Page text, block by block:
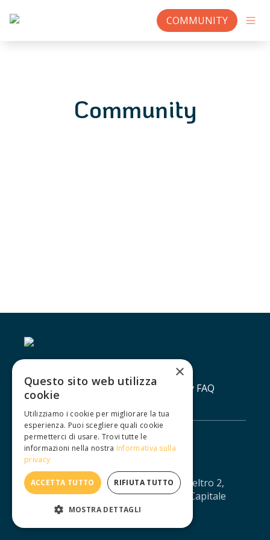
COMMUNITY
Community
Contatti Lavora con noiPrivacy policy FAQ
IUXTA S.R.L. - Via Agostino da Montefeltro 2,
10134 Torino - CF/PI: 12688330013 - Capitale
sociale: € 11.041,67 - iuxtasrl@pec.it
×
Questo sito web utilizza
cookie
Utilizziamo i cookie per migliorare la tua
esperienza. Puoi scegliere quali cookie
permetterci di usare. Trovi tutte le
informazioni nella nostra Informativa sulla
privacy
ACCETTA TUTTO RIFIUTA TUTTO
MOSTRA DETTAGLI